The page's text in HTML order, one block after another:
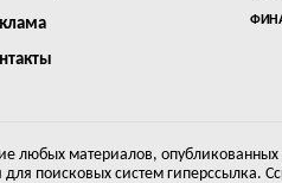
любых материалов,
поисковых систем